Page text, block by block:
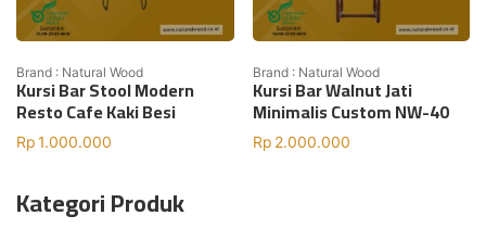
Kategori Produk
Brand : Natural Wood
Kursi Bar Stool Modern
Resto Cafe Kaki Besi
Rp1.000.000
Brand : Natural Wood
Kursi Bar Walnut Jati
Minimalis Custom NW-40
Rp 2.000.000